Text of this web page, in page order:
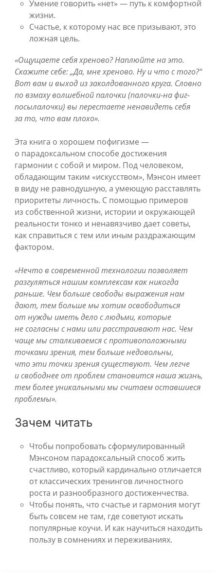
Умение говорить «нет» — путь к комфортной
жизни.
Счастье, к которому нас все призывают, это
ложная цель.
«Ощущаете себя хреново? Наплюйте на это.
Скажите себе: „Да, мне хреново. Ну и что с того?“
Вот вам и выход из заколдованного круга. Словно
по взмаху волшебной палочки (палочки-на фиг-
посылалочки) вы перестаете ненавидеть себя
за то, что вам плохо».
Эта книга о хорошем пофигизме —
о парадоксальном способе достижения
гармонии с собой и миром. Под человеком,
обладающим таким «искусством»‎, Мэнсон имеет
в виду не равнодушную, а умеющую расставлять
приоритеты личность. С помощью примеров
из собственной жизни, истории и окружающей
реальности тонко и ненавязчиво дает советы,
как справиться с тем или иным раздражающим
фактором.
«Нечто в современной технологии позволяет
разгуляться нашим комплексам как никогда
раньше. Чем больше свободы выражения нам
дают, тем больше мы хотим освободиться
от нужды иметь дело с людьми, которые
не согласны с нами или расстраивают нас. Чем
чаще мы сталкиваемся с противоположными
точками зрения, тем больше недовольны,
что эти точки зрения существуют. Чем легче
и свободнее от проблем становится наша жизнь,
тем более уникальными мы считаем оставшиеся
проблемы».
Зачем читать
Чтобы попробовать сформулированный
Мэнсоном парадоксальный способ жить
счастливо, который кардинально отличается
от классических тренингов личностного
роста и разнообразного достиженчества.
Чтобы понять, что счастье и гармония могут
быть совсем не там, где советуют искать
популярные коучи. И как научиться находить
пользу в сомнениях и переживаниях.